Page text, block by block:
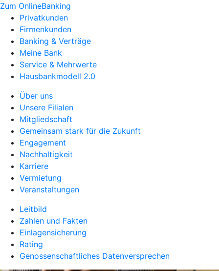
Zum OnlineBanking
Privatkunden
Firmenkunden
Banking & Verträge
Meine Bank
Service & Mehrwerte
Hausbankmodell 2.0
Über uns
Unsere Filialen
Mitgliedschaft
Gemeinsam stark für die Zukunft
Engagement
Nachhaltigkeit
Karriere
Vermietung
Veranstaltungen
Leitbild
Zahlen und Fakten
Einlagensicherung
Rating
Genossenschaftliches Datenversprechen